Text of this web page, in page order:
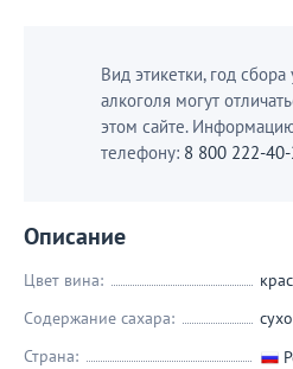
Вид этикетки, год
алкоголя могут
этом сайте.
телефону: 8 800 222-
Описание
Цвет вина:
Содержание сахара:
Страна: